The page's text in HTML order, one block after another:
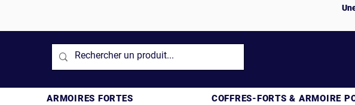
ARMOIRES FORTES COFFRES-FORTS & ARMOIRE